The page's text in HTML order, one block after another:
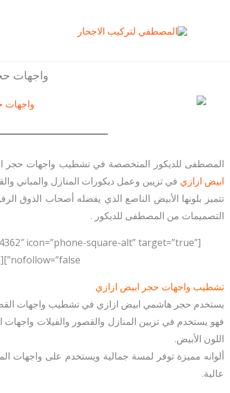
واجهات
المصطفى للديكور المتخصصة في تشطيب واجهات حجر
ابيض ازازي في تزيين وعمل ديكورات المنازل والمباني
تتميز بلونها الأبيض الناصع الذي يفضله أصحاب الذوق
التصميمات من المصطفى للديكور .
icon=”phone-square-alt” target=”true”
nofollow=”false”]01097794362[/button]
تشطيب واجهات حجر ابيض ازازي
يستخدم حجر هاشمي ابيض ازازي في تشطيب واجهات
فهو يستخدم في تزيين المنازل والقصور والفيلات واجهات
اللون الأبيض.
ألوانه مميزة توفر لمسة جمالية ويستخدم على واجهات
عالية.